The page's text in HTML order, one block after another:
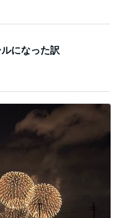
になった訳